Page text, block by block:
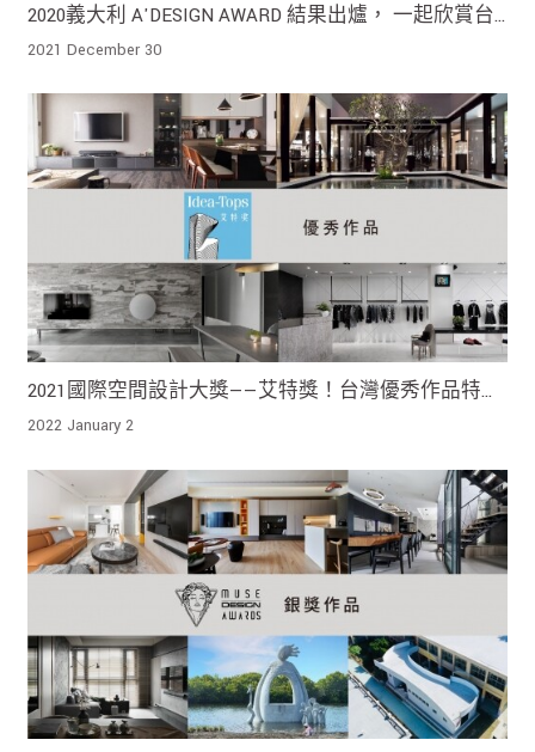
2020義大利 A'DESIGN AWARD 結果出爐， 一起欣賞台
灣鐵獎作品吧！
2021 December 30
2021國際空間設計大獎——艾特獎！台灣優秀作品特輯
二
2022 January 2